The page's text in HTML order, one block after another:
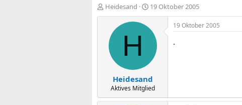
E
r
Heidesand
E
r
t
l
a
m
19 Oktober 2005
H
Heidesand
Aktives Mitglied
19 Oktober 2005
.